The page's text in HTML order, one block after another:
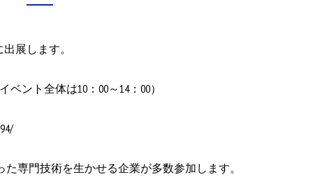
展します。
ント全体は10：00～14：00）
専門技術を生かせる企業が多数参加します。